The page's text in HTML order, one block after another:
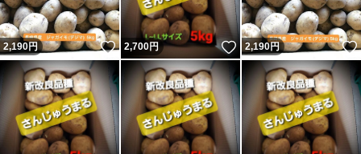
2,190円 いいね！
2,700円 いいね！
2,190円